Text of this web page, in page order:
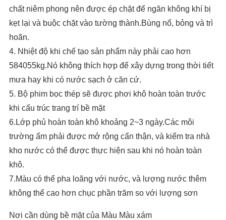
chất niêm phong nên được ép chặt để ngăn không khí bị
kẹt lại và buộc chặt vào tường thành.Bùng nổ, bỏng và trì
hoãn.
4. Nhiệt độ khi chế tạo sản phẩm này phải cao hơn
584055kg.Nó không thích hợp để xây dựng trong thời tiết
mưa hay khi có nước sạch ở căn cứ.
5. Bộ phim bọc thép sẽ được phơi khô hoàn toàn trước
khi cấu trúc trang trí bề mặt
6.Lớp phủ hoàn toàn khô khoảng 2~3 ngày.Các môi
trường ẩm phải được mở rộng cẩn thận, và kiểm tra nhà
kho nước có thể được thực hiện sau khi nó hoàn toàn
khô.
7.Màu có thể pha loãng với nước, và lượng nước thêm
không thể cao hơn chục phần trăm so với lượng sơn
Nơi cần dùng bề mặt của Màu Màu xám